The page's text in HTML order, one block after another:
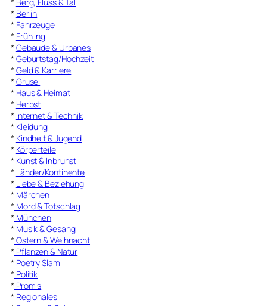
* Berlin
* Fahrzeuge
* Frühling
* Gebäude & Urbanes
* Geburtstag/Hochzeit
* Geld & Karriere
* Grusel
* Haus & Heimat
* Herbst
* Internet & Technik
* Kleidung
* Kindheit & Jugend
* Körperteile
* Kunst & Inbrunst
* Länder/Kontinente
* Liebe & Beziehung
* Märchen
* Mord & Totschlag
* München
* Musik & Gesang
* Ostern & Weihnacht
* Pflanzen & Natur
* Poetry Slam
* Politik
* Promis
* Regionales